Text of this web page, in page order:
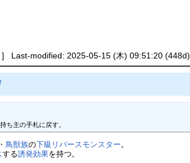
Last-modified: 2025-05-15 (木) 09:51:20 (448d)
ち主の手札に戻す。
・鳥獣族の下級 リバースモンスター。
する誘発効果を持つ。